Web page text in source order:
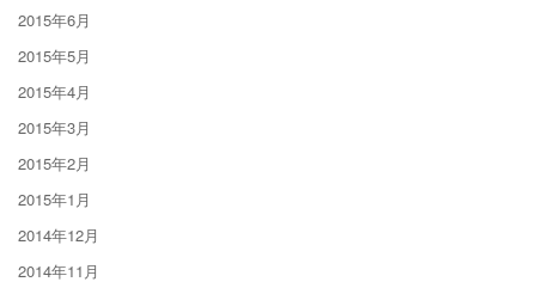
2015年6月
2015年5月
2015年4月
2015年3月
2015年2月
2015年1月
2014年12月
2014年11月